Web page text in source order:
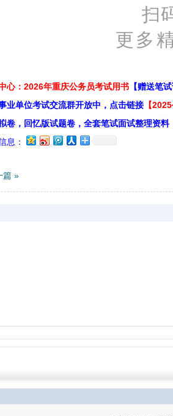
扫
更多
心：2026年重庆公务员考试用书 【赠送笔
业单位考试交流群开放中，点击链接 【
卷，回忆版试题卷，全套笔试面试整理资料
息：
篇 »